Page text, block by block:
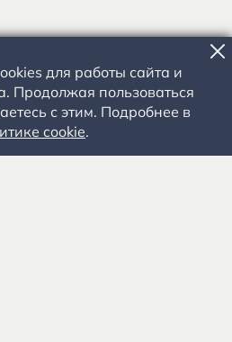
для работы сайта и
Продолжая пользоваться
с этим. Подробнее в
cookie.